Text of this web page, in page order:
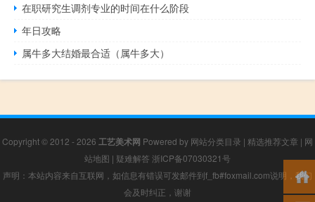
在职研究生调剂专业的时间在什么阶段
年日攻略
属牛多大结婚最合适（属牛多大）
Copyright © 2012 - 2026 工艺美术网 Powered by 网站分类目录 | 精选推荐文章 | 网
站地图 | 疑难解答 浙ICP备07030321号
声明：本站内容来自互联网，如信息有错误可发邮件到f_fb#foxmail.com说明，我们
会及时纠正，谢谢